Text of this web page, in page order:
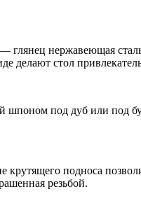
нержавеющая
делают стол
под дуб или под
подноса
резьбой.